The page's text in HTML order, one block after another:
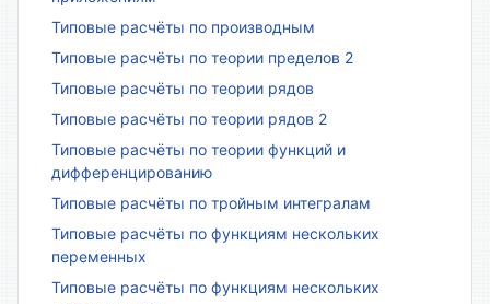
Типовые расчёты по производным
Типовые расчёты по теории пределов 2
Типовые расчёты по теории рядов
Типовые расчёты по теории рядов 2
Типовые расчёты по теории функций и
дифференцированию
Типовые расчёты по тройным интегралам
Типовые расчёты по функциям нескольких
переменных
Типовые расчёты по функциям нескольких